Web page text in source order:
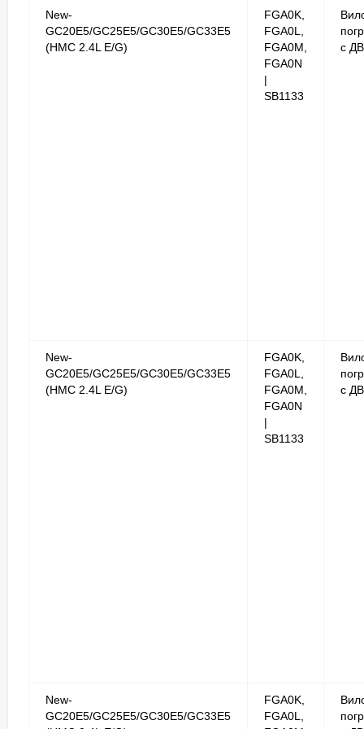
New-
GC20E5/GC25E5/GC30E5/GC33E5
(HMC 2.4L E/G)
FGA0K,
FGA0L,
FGA0M,
FGA0N
|
SB1133
с
New-
GC20E5/GC25E5/GC30E5/GC33E5
(HMC 2.4L E/G)
FGA0K,
FGA0L,
FGA0M,
FGA0N
|
SB1133
с
New-
GC20E5/GC25E5/GC30E5/GC33E5
FGA0K,
FGA0L,